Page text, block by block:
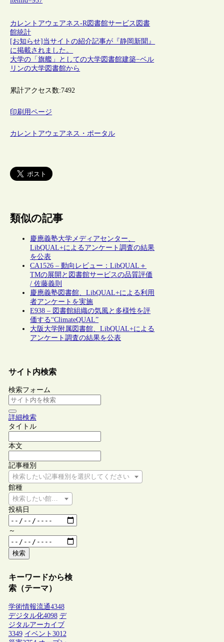
カレントアウェアネス-R図書館サービス 図書
館統計
[お知らせ]当サイトの紹介記事が『静岡新聞』
に掲載されました。
大学の「旗艦」としての大学図書館建築−ベル
リンの大学図書館から
累計アクセス数:7492
印刷用ページ
カレントアウェアネス・ポータル
類似の記事
慶應義塾大学メディアセンター、
LibQUAL+によるアンケート調査の結果
を公表
CA1526 – 動向レビュー：LibQUAL＋
TMの展開と図書館サービスの品質評価
/ 佐藤義則
慶應義塾図書館、LibQUAL+による利用
者アンケートを実施
E938 – 図書館組織の気風と多様性を評
価する“ClimateQUAL”
大阪大学附属図書館、LibQUAL+による
アンケート調査の結果を公表
サイト内検索
検索フォーム
詳細検索
タイトル
本文
記事種別
検索したい記事種別を選択してください
館種
検索したい館種を選択してください
投稿日
～
検索
キーワードから検
索（テーマ）
学術情報流通4348
デジタル化4098 デ
ジタルアーカイブ
3349 イベント 3012